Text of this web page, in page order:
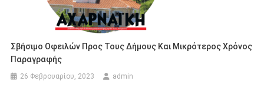
Σβήσιµο Οφειλών Προς Τους Δήµους Και Μικρότερος Χρόνος
Παραγραφής
26 Φεβρουαρίου, 2023 admin